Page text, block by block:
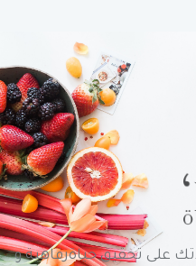
على تحقيق حياةرفاهية و